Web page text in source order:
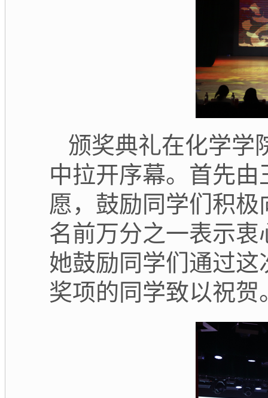
颁奖典礼在化学学
中拉开序幕。首先
愿，鼓励同学们积
名前万分之一表示
她鼓励同学们通过
奖项的同学致以祝贺